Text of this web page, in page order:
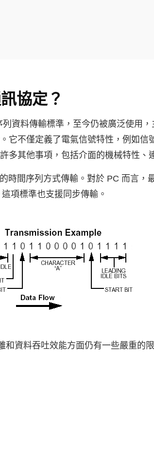
協定？
資料傳輸標準，至今仍被廣泛使用
它不僅定義了電氣信號特性，例如信
多其他事項，包括介面的機械特性、
時間序列方式傳輸。對於 PC 而言，
項標準也支援同步傳輸。
和資料吞吐效能方面仍有一些嚴重的